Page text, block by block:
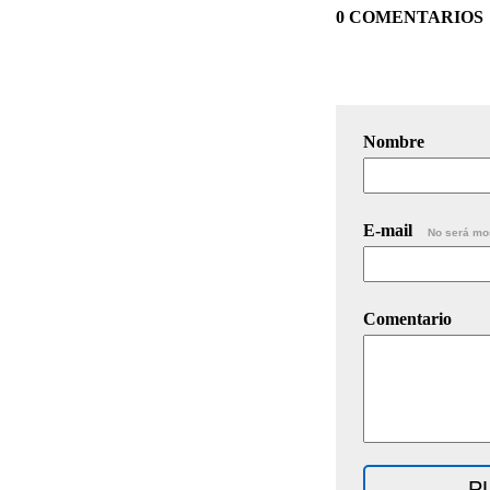
0 COMENTARIOS
Nombre
E-mail No será
Comentario